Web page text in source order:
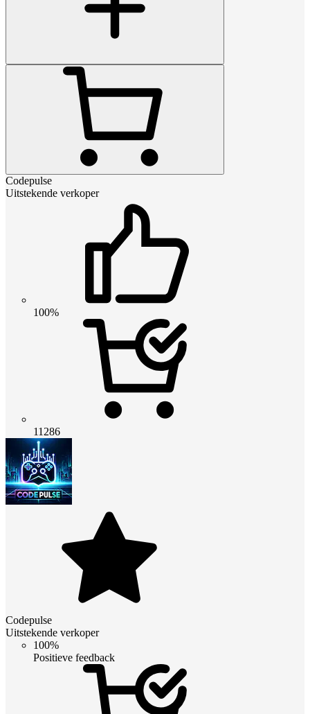
Codepulse
Uitstekende verkoper
100%
11286
Codepulse
Uitstekende verkoper
100%
Positieve feedback